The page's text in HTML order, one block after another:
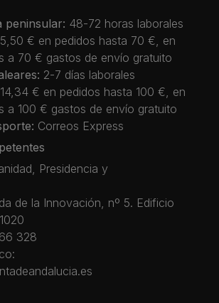
peninsular: 48-72 horas laborales
5,50 € en pedidos hasta 70 €, en
a 70 € gastos de envío gratuito
2-7 días laborales
14,34 € en pedidos hasta 100 €, en
a 100 € gastos de envío gratuito
Correos Express
Presidencia y
de la Innovación, nº 5. Edificio
328